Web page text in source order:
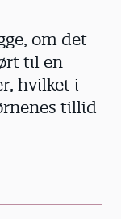
om det
til en
hvilket i
tillid